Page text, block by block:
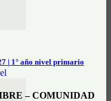
| 1° año nivel primario
– COMUNIDAD